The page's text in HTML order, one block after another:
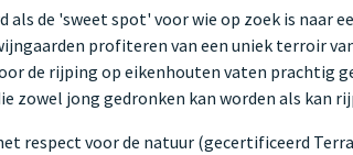
de 'sweet spot' voor wie op zoek is naar
profiteren van een uniek terroir
de rijping op eikenhouten vaten prachtig
zowel jong gedronken kan worden als kan
respect voor de natuur (gecertificeerd